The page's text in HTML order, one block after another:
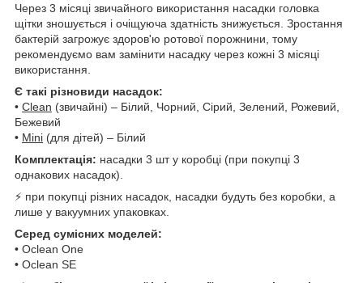
Через 3 місяці звичайного використання насадки головка
щітки зношується і очіщуюча здатність знижується. Зростання
бактерій загрожує здоров'ю ротової порожнини, тому
рекомендуємо вам замінити насадку через кожні 3 місяці
використання.
Є такі різновиди насадок:
• Clean (звичайні) – Білий, Чорний, Сірий, Зелений, Рожевий,
Бежевий
• Mini (для дітей) – Білий
Комплектація: насадки 3 шт у коробці (при покупці 3
однакових насадок).
⚡ при покупці різних насадок, насадки будуть без коробки, а
лише у вакуумних упаковках.
Серед сумісних моделей:
• Oclean One
• Oclean SE